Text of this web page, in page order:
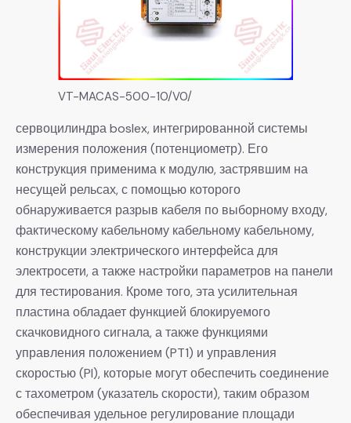
VT-MACAS-500-10/V0/
сервоцилиндра boslex, интегрированной системы
измерения положения (потенциометр). Его
конструкция применима к модулю, застрявшим на
несущей рельсах, с помощью которого
обнаруживается разрыв кабеля по выборному входу,
фактическому кабельному кабельному кабельному,
конструкции электрического интерфейса для
электросети, а также настройки параметров на панели
для тестирования. Кроме того, эта усилительная
пластина обладает функцией блокируемого
скачковидного сигнала, а также функциями
управления положением (PT1) и управления
скоростью (PI), которые могут обеспечить соединение
с тахометром (указатель скорости), таким образом
обеспечивая удельное регулирование площади